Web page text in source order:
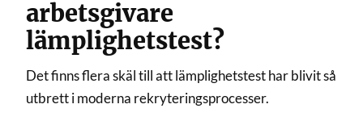
arbetsgivare
lämplighetstest?
Det finns flera skäl till att lämplighetstest har blivit så
utbrett i moderna rekryteringsprocesser.